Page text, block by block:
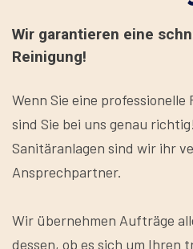
Wir garantieren eine
Reinigung!
Wenn Sie eine
sind Sie bei uns genau
Sanitäranlagen sind wir ihr
Ansprechpartner.
Wir übernehmen Aufträge
dessen, ob es sich um Ihren